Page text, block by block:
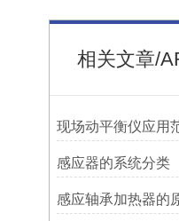
相关文章/
现场动平衡仪应用
感应器的系统分类
感应轴承加热器的